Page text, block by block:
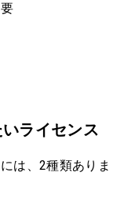
ライセンス
は、2種類ありま